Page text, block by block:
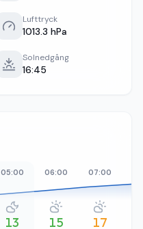
Lufttryck
1013.3 hPa
Solnedgång
16:45
05:00
13
06:00
15
07:00
17